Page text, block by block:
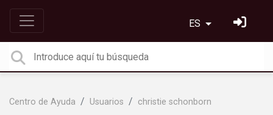
ES
Centro de Ayuda Usuarios christie schonborn